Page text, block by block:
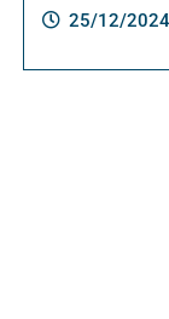
25/12/2024